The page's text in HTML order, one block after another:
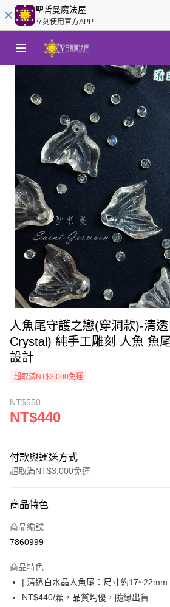
聖哲曼魔法屋
立刻使用官方APP
人魚尾守護之戀(穿洞款)-清
Crystal) 純手工雕刻 人魚 魚
設計
超取滿NT$3,000免運
NT$550
NT$440
付款與運送方式
超取滿NT$3,000免運
信用卡一次付款
超商取貨付款
Apple Pay
街口支付
商品特色
商品編號
7860999
商品特色
| 清透白水晶人魚尾：尺寸約17~22mm
NT$440/顆，品質均優，隨緣出貨